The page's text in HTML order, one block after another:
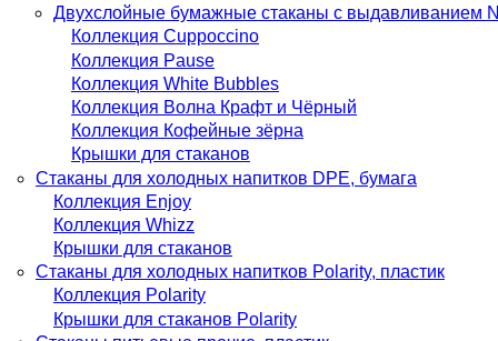
Двухслойные бумажные стаканы с выдавливанием
Коллекция Cuppoccino
Коллекция Pause
Коллекция White Bubbles
Коллекция Волна Крафт и Чёрный
Коллекция Кофейные зёрна
Крышки для стаканов
Стаканы для холодных напитков DPE, бумага
Коллекция Enjoy
Коллекция Whizz
Крышки для стаканов
Стаканы для холодных напитков Polarity, пластик
Коллекция Polarity
Крышки для стаканов Polarity